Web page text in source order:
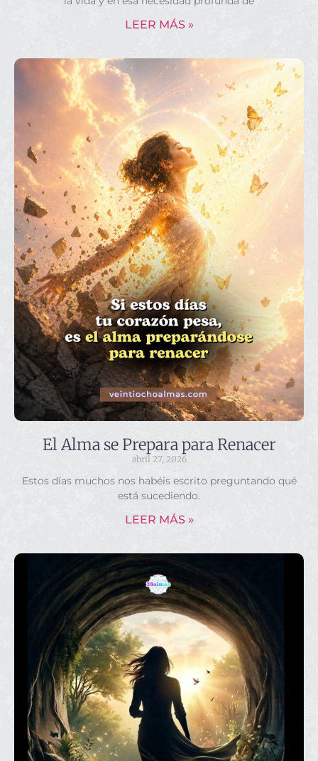
LEER MÁS »
El Alma se Prepara para Renacer
abril 27, 2026
Estos días muchos nos habéis escrito preguntando qué
está sucediendo.
LEER MÁS »